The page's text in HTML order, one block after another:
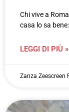
Chi vive a
casa lo sa
LEGGI DI PIÙ »
Zanza Zeescreen